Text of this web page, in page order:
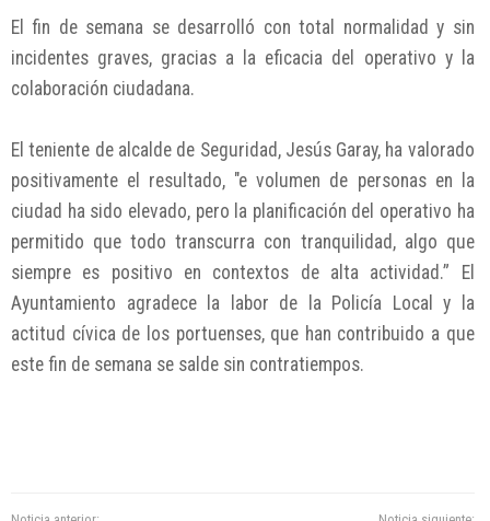
El fin de semana se desarrolló con total normalidad y sin
incidentes graves, gracias a la eficacia del operativo y la
colaboración ciudadana.
El teniente de alcalde de Seguridad, Jesús Garay, ha valorado
positivamente el resultado, "e volumen de personas en la
ciudad ha sido elevado, pero la planificación del operativo ha
permitido que todo transcurra con tranquilidad, algo que
siempre es positivo en contextos de alta actividad.” El
Ayuntamiento agradece la labor de la Policía Local y la
actitud cívica de los portuenses, que han contribuido a que
este fin de semana se salde sin contratiempos.